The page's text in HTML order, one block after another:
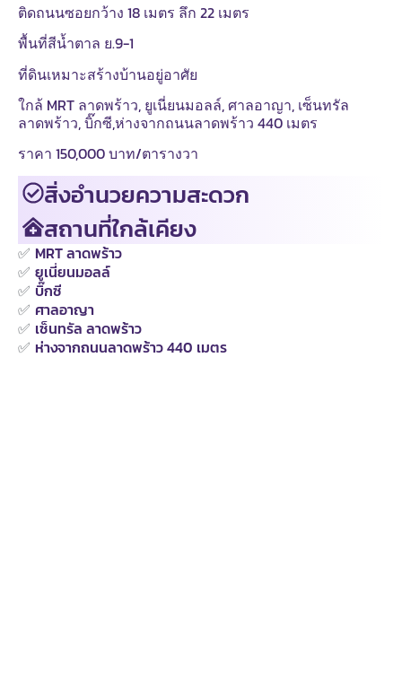
ติดถนนซอยกว้าง 18 เมตร ลึก 22 เมตร
พื้นที่สีน้ำตาล ย.9-1
ที่ดินเหมาะสร้างบ้านอยู่อาศัย
ใกล้ MRT ลาดพร้าว, ยูเนี่ยนมอลล์, ศาลอาญา, เซ็นทรัล
ลาดพร้าว, บิ๊กซี,ห่างจากถนนลาดพร้าว 440 เมตร
ราคา 150,000 บาท/ตารางวา
สิ่งอำนวยความสะดวก
สถานที่ใกล้เคียง
✅ MRT ลาดพร้าว
✅ ยูเนี่ยนมอลล์
✅ บิ๊กซี
✅ ศาลอาญา
✅ เซ็นทรัล ลาดพร้าว
✅ ห่างจากถนนลาดพร้าว 440 เมตร